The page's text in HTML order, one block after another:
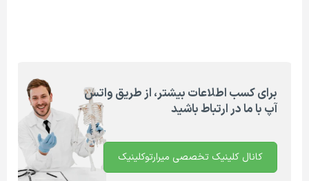
برای کسب اطلاعات بیشتر، از طریق واتس
آپ با ما در ارتباط باشید
کانال کلینیک تخصصی میرارتوکلینیک